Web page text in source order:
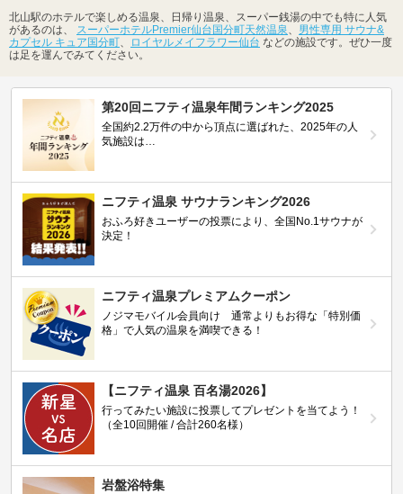
北山駅のホテルで楽しめる温泉、日帰り温泉、スーパー銭湯の中でも特に人気
があるのは、
スーパーホテルPremier仙台国分町天然温泉
男性専用 サウナ&
カプセル キュア国分町
ロイヤルメイフラワー仙台 などの施設です。ぜひ一度
は足を運んでみてください。
第20回ニフティ温泉年間ランキング2025
全国約2.2万件の中から頂点に選ばれた、2025年の人
気施設は…
ニフティ温泉 サウナランキング2026
おふろ好きユーザーの投票により、全国No.1サウナが
決定！
ニフティ温泉プレミアムクーポン
ノジマモバイル会員向け 通常よりもお得な「特別価
格」で人気の温泉を満喫できる！
【ニフティ温泉 百名湯2026】
行ってみたい施設に投票してプレゼントを当てよう！
（全10回開催 / 合計260名様）
岩盤浴特集